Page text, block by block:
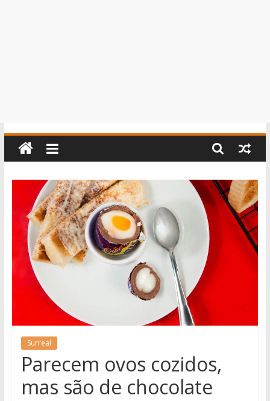
Surreal
Parecem ovos cozidos,
mas são de chocolate